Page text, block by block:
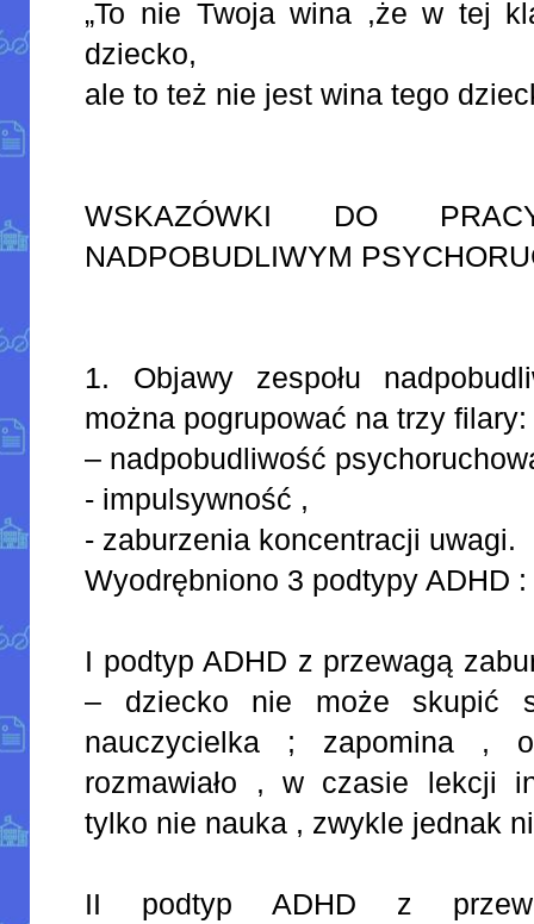
„To nie Twoja wina ,że w tej
dziecko,
ale to też nie jest wina tego
WSKAZÓWKI DO
NADPOBUDLIWYM
1. Objawy zespołu
można pogrupować na trzy filary:
– nadpobudliwość
- impulsywność ,
- zaburzenia koncentracji uwagi.
Wyodrębniono 3 podtypy ADHD :
I podtyp ADHD z przewagą
– dziecko nie może skupić
nauczycielka ; zapomina ,
rozmawiało , w czasie lekcji
tylko nie nauka , zwykle jednak
II podtyp ADHD z